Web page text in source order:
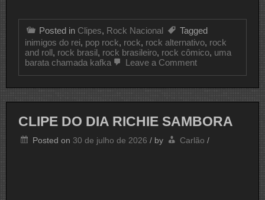
Posted in Clipes, Rock Nacional
Tagged
inimigos do rei, pop rock, rock, rock alternativo, rock
and roll, rock brasil, rock brasileiro, rock cômico, uma
barata chamada kafka
Leave a Commenton
INIMIGOS
REI
CLIPE DO DIA RICHIE SAMBORA
Posted on 30 de julho de 2026 / by Carlão /